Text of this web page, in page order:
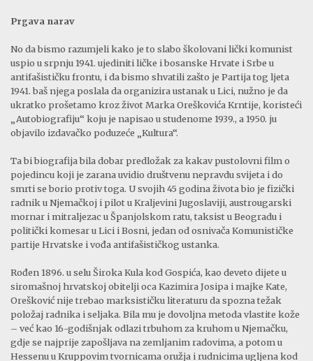
Prgava narav
No da bismo razumjeli kako je to slabo školovani lički komunist
uspio u srpnju 1941. ujediniti ličke i bosanske Hrvate i Srbe u
antifašističku frontu, i da bismo shvatili zašto je Partija tog ljeta
1941. baš njega poslala da organizira ustanak u Lici, nužno je da
ukratko prošetamo kroz život Marka Oreškovića Krntije, koristeći
„Autobiografiju“ koju je napisao u studenome 1939., a 1950. ju
objavilo izdavačko poduzeće „Kultura“.
Ta bi biografija bila dobar predložak za kakav pustolovni film o
pojedincu koji je zarana uvidio društvenu nepravdu svijeta i do
smrti se borio protiv toga. U svojih 45 godina života bio je fizički
radnik u Njemačkoj i pilot u Kraljevini Jugoslaviji, austrougarski
mornar i mitraljezac u Španjolskom ratu, taksist u Beogradu i
politički komesar u Lici i Bosni, jedan od osnivača Komunističke
partije Hrvatske i vođa antifašističkog ustanka.
Rođen 1896. u selu Široka Kula kod Gospića, kao deveto dijete u
siromašnoj hrvatskoj obitelji oca Kazimira Josipa i majke Kate,
Orešković nije trebao marksističku literaturu da spozna težak
položaj radnika i seljaka. Bila mu je dovoljna metoda vlastite kože
– već kao 16-godišnjak odlazi trbuhom za kruhom u Njemačku,
gdje se najprije zapošljava na zemljanim radovima, a potom u
Hessenu u Kruppovim tvornicama oružja i rudnicima ugljena kod